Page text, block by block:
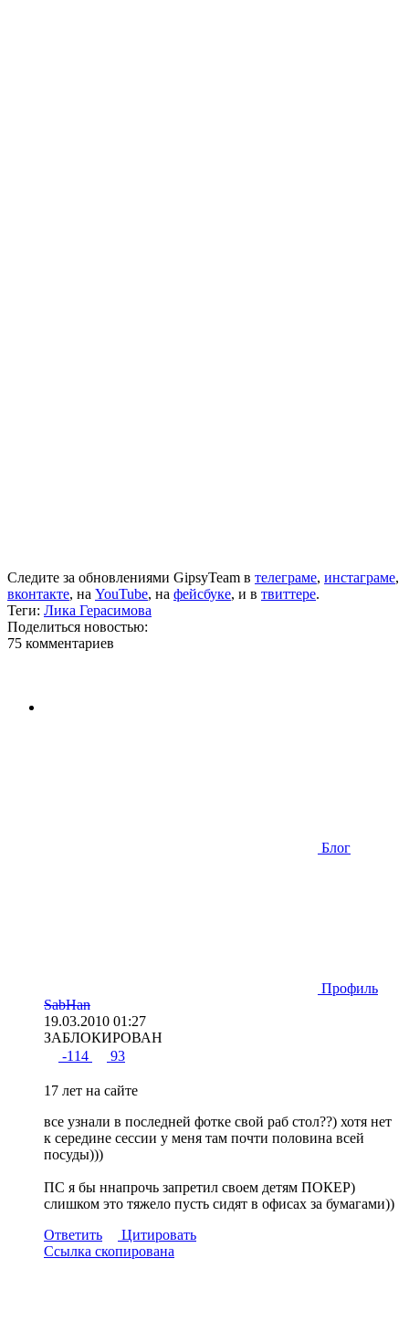
Следите за обновлениями GipsyTeam в телеграме, инстаграме,
вконтакте, на YouTube, на фейсбуке, и в твиттере.
Теги: Лика Герасимова
Поделиться новостью:
75 комментариев
Блог
Профиль
SabHan
19.03.2010 01:27
ЗАБЛОКИРОВАН
-114
93
17 лет на сайте
все узнали в последней фотке свой раб стол??) хотя нет
к середине сессии у меня там почти половина всей
посуды)))
ПС я бы ннапрочь запретил своем детям ПОКЕР)
слишком это тяжело пусть сидят в офисах за бумагами))
Ответить
Цитировать
Ссылка скопирована